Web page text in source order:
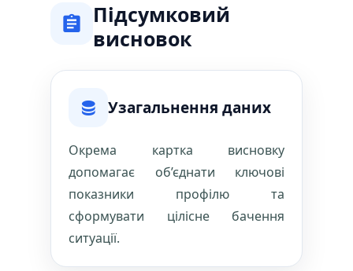
Підсумковий
висновок
Узагальнення даних
Окрема картка висновку
допомагає об’єднати ключові
показники профілю та
сформувати цілісне бачення
ситуації.